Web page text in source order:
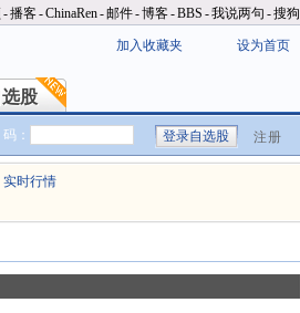
-播客-ChinaRen-邮件-博客-BBS -我说两句 -搜狗
加入收藏夹 设为首页
选股
选股
： 注册
实时行情